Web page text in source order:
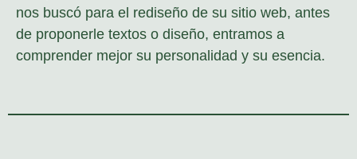
nos buscó para el rediseño de su sitio web, antes
de proponerle textos o diseño, entramos a
comprender mejor su personalidad y su esencia.